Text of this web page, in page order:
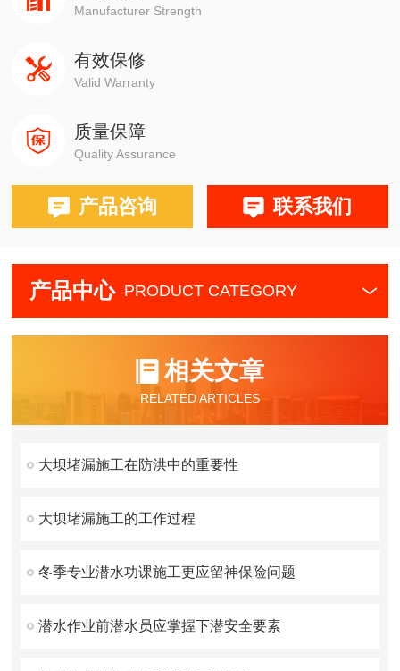
格的安全措施，并以高质量快速度、守信誉而深受广大业主
Manufacturer Strength
有效保修
Valid Warranty
质量保障
Quality Assurance
产品咨询 联系我们
产品中心 PRODUCT CATEGORY
相关文章
RELATED ARTICLES
大坝堵漏施工在防洪中的重要性
大坝堵漏施工的工作过程
冬季专业潜水功课施工更应留神保险问题
潜水作业前潜水员应掌握下潜安全要素